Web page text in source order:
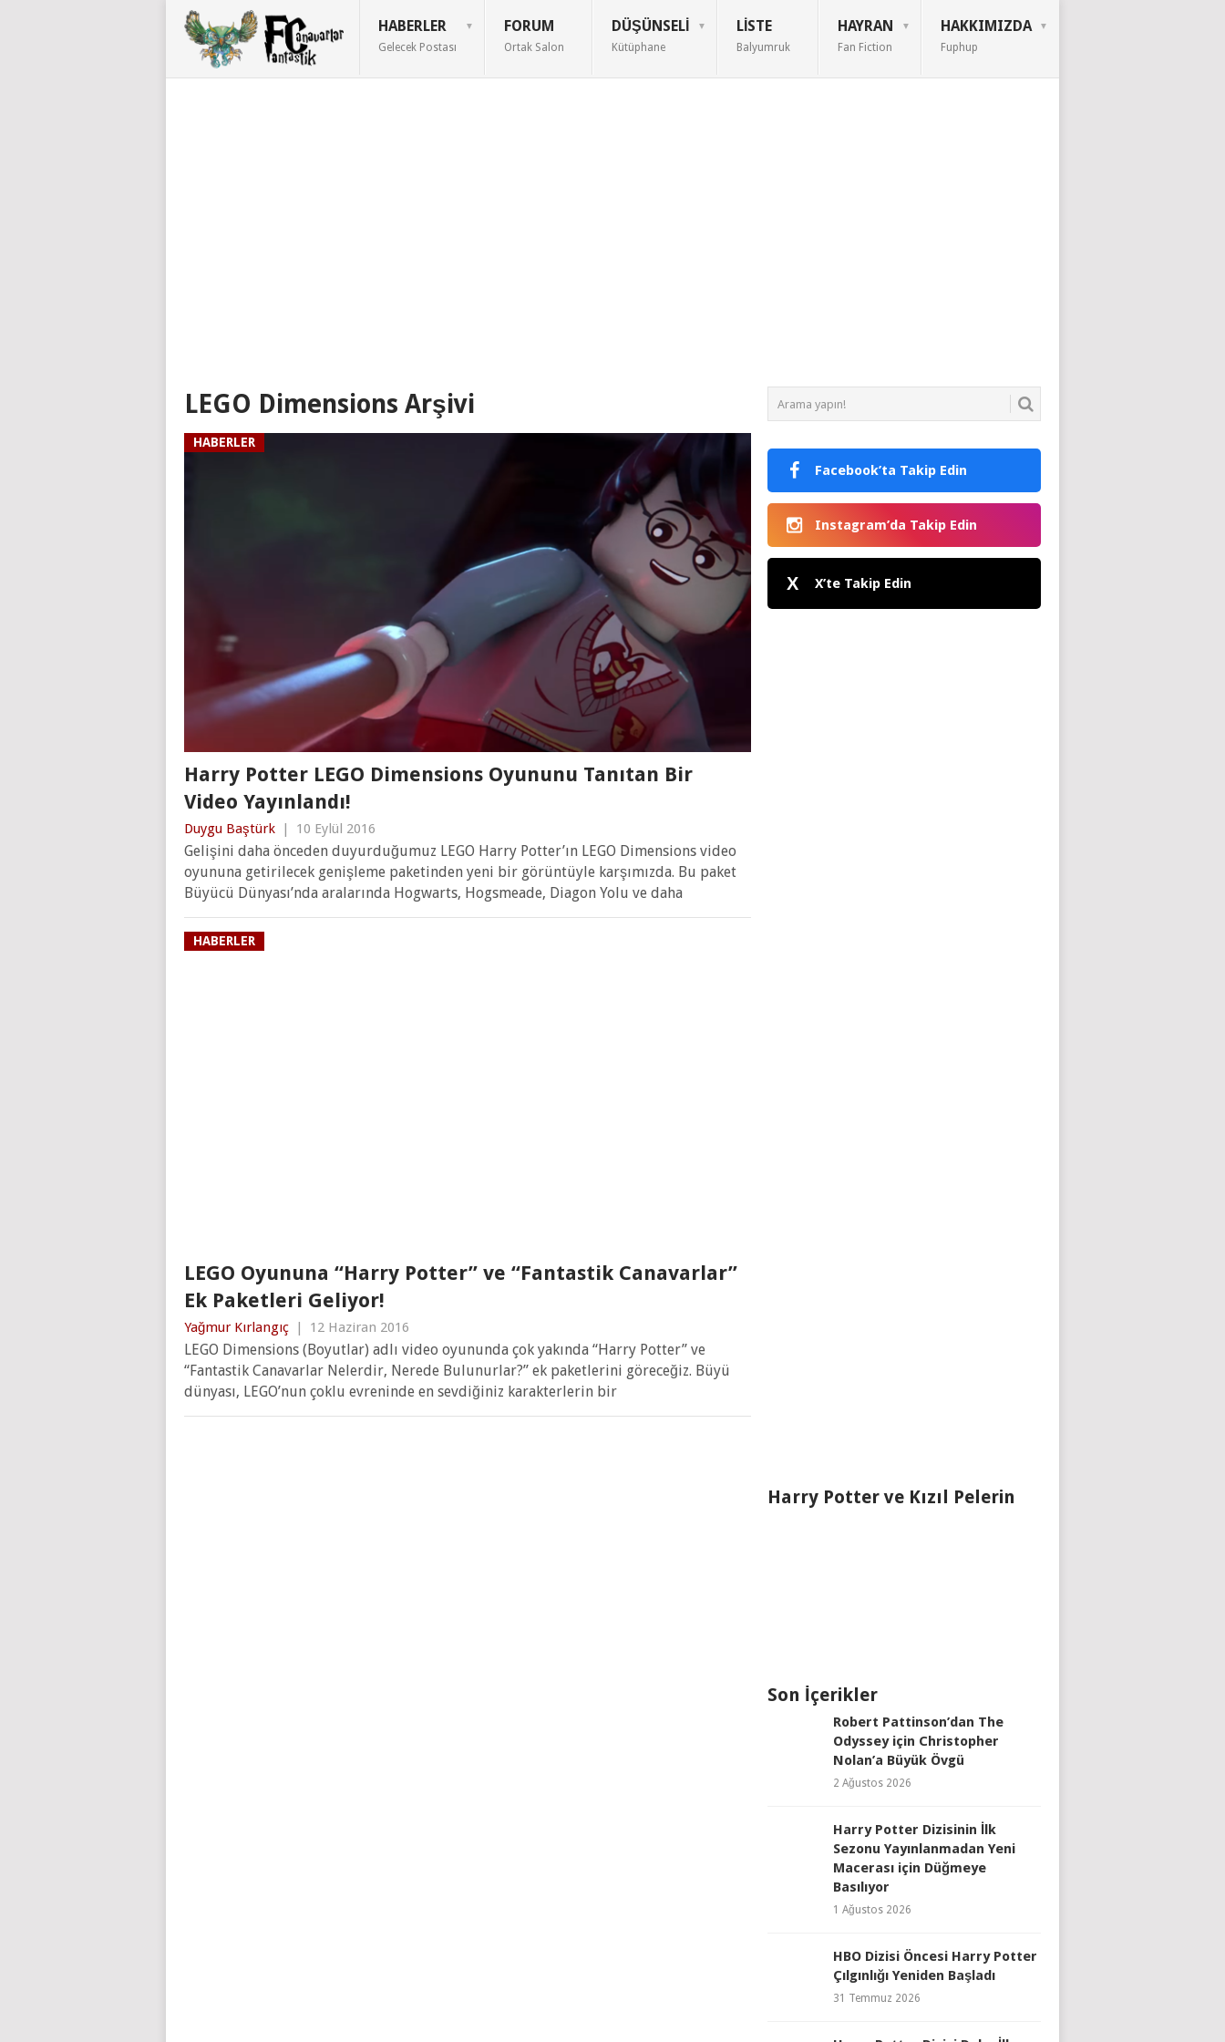
HABERLER
Gelecek Postası
FORUM
Ortak Salon
DÜŞÜNSELI
Kütüphane
LISTE
Balyumruk
HAYRAN
Fan Fiction
HAKKIMIZDA
Fuphup
LEGO Dimensions Arşivi
HABERLER
Harry Potter LEGO Dimensions Oyununu Tanıtan Bir
Video Yayınlandı!
Duygu Baştürk 10 Eylül 2016
Gelişini daha önceden duyurduğumuz LEGO Harry Potter’ın LEGO Dimensions video
oyununa getirilecek genişleme paketinden yeni bir görüntüyle karşımızda. Bu paket
Büyücü Dünyası’nda aralarında Hogwarts, Hogsmeade, Diagon Yolu ve daha
HABERLER
LEGO Oyununa “Harry Potter” ve “Fantastik Canavarlar”
Ek Paketleri Geliyor!
Yağmur Kırlangıç 12 Haziran 2016
LEGO Dimensions (Boyutlar) adlı video oyununda çok yakında “Harry Potter” ve
“Fantastik Canavarlar Nelerdir, Nerede Bulunurlar?” ek paketlerini göreceğiz. Büyü
dünyası, LEGO’nun çoklu evreninde en sevdiğiniz karakterlerin bir
Facebook’ta Takip Edin
Instagram’da Takip Edin
X X’te Takip Edin
Harry Potter ve Kızıl Pelerin
Son İçerikler
Robert Pattinson’dan The
Odyssey için Christopher
Nolan’a Büyük Övgü
2 Ağustos 2026
Harry Potter Dizisinin İlk
Sezonu Yayınlanmadan Yeni
Macerası için Düğmeye
Basılıyor
1 Ağustos 2026
HBO Dizisi Öncesi Harry Potter
Çılgınlığı Yeniden Başladı
31 Temmuz 2026